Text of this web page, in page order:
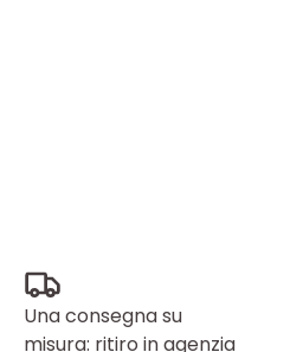
Una consegna su
misura: ritiro in agenzia